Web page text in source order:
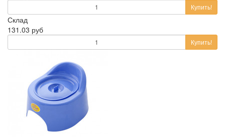
Купить!
Склад
131.03 руб
Купить!